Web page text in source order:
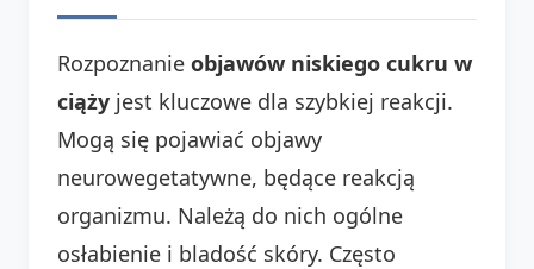
Rozpoznanie objawów niskiego cukru w
ciąży jest kluczowe dla szybkiej reakcji.
Mogą się pojawiać objawy
neurowegetatywne, będące reakcją
organizmu. Należą do nich ogólne
osłabienie i bladość skóry. Często